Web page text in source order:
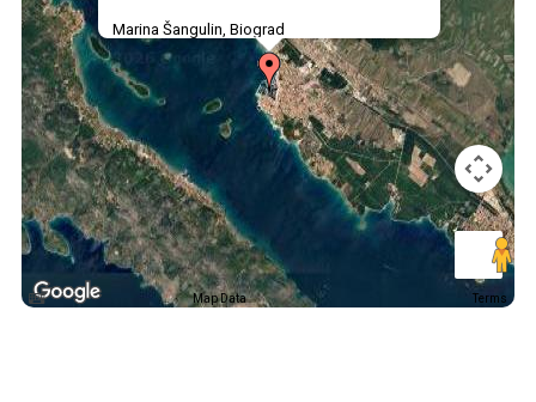
Marina Šangulin, Biograd
Map Data Terms